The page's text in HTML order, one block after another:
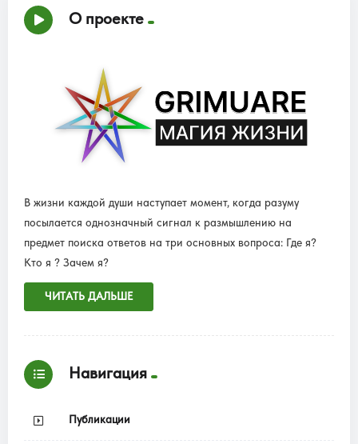
О проекте
В жизни каждой души наступает момент, когда разуму
посылается однозначный сигнал к размышлению на
предмет поиска ответов на три основных вопроса: Где я?
Кто я ? Зачем я?
ЧИТАТЬ ДАЛЬШЕ
Навигация
Публикации